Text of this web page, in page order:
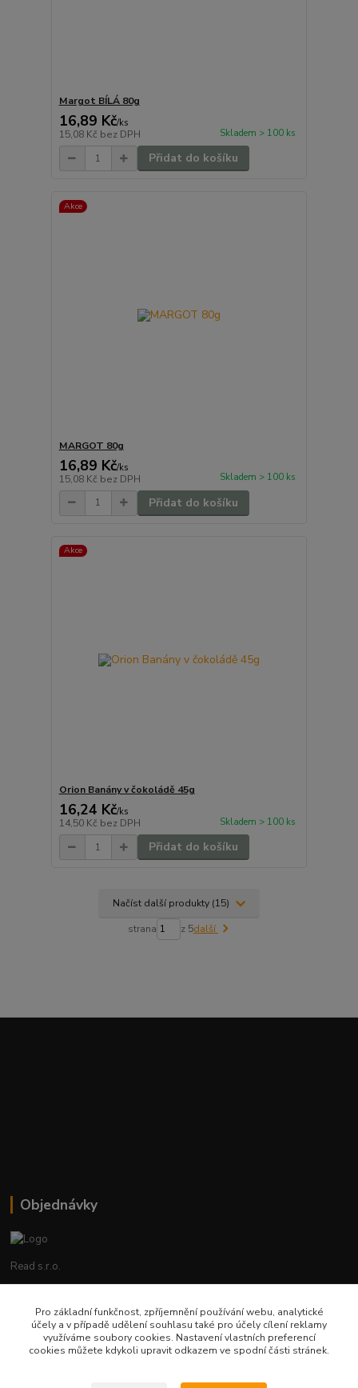
Margot BÍLÁ 80g
16,89 Kč/ks
15,08 Kč bez DPH Skladem > 100 ks
Přidat do košíku
Akce
MARGOT 80g
16,89 Kč/ks
15,08 Kč bez DPH Skladem > 100 ks
Přidat do košíku
Akce
Orion Banány v čokoládě 45g
16,24 Kč/ks
14,50 Kč bez DPH Skladem > 100 ks
Přidat do košíku
Načíst další produkty (15)
strana z 5další
Objednávky
Read s.r.o.
+420 602 388 763
Po - Pá 8 - 14h
Pro základní funkčnost, zpříjemnění používání webu, analytické
účely a v případě udělení souhlasu také pro účely cílení reklamy
využíváme soubory cookies. Nastavení vlastních preferencí
cookies můžete kdykoli upravit odkazem ve spodní části stránek.